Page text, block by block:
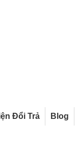
Đổi Trả Blog